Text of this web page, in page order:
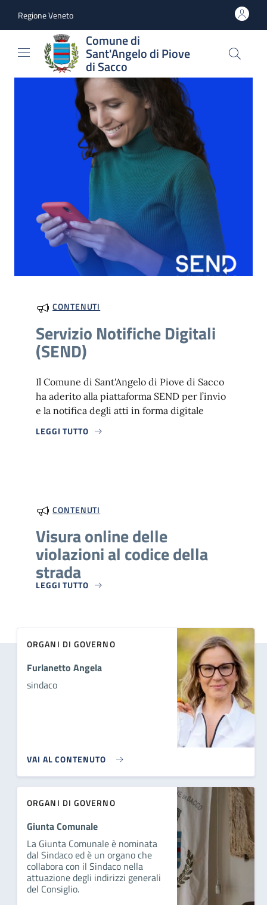
Regione Veneto
Comune di
Sant'Angelo di Piove
di Sacco
CONTENUTI
Servizio Notifiche Digitali
(SEND)
Il Comune di Sant'Angelo di Piove di Sacco
ha aderito alla piattaforma SEND per l’invio
e la notifica degli atti in forma digitale
LEGGI TUTTO
CONTENUTI
Visura online delle
violazioni al codice della
strada
LEGGI TUTTO
ORGANI DI GOVERNO
Furlanetto Angela
sindaco
VAI AL CONTENUTO
ORGANI DI GOVERNO
Giunta Comunale
La Giunta Comunale è nominata
dal Sindaco ed è un organo che
collabora con il Sindaco nella
attuazione degli indirizzi generali
del Consiglio.